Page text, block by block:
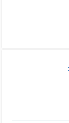
: